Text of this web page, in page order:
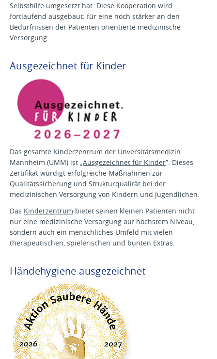
Selbsthilfe umgesetzt hat. Diese Kooperation wird
fortlaufend ausgebaut: für eine noch stärker an den
Bedürfnissen der Patienten orientierte medizinische
Versorgung.
Ausgezeichnet für Kinder
Das gesamte Kinderzentrum der Unversitätsmedizin
Mannheim (UMM) ist „ Ausgezeichnet für Kinder”. Dieses
Zertifikat würdigt erfolgreiche Maßnahmen zur
Qualitätssicherung und Strukturqualität bei der
medizinischen Versorgung von Kindern und Jugendlichen.
Das Kinderzentrum bietet seinen kleinen Patienten nicht
nur eine medizinische Versorgung auf höchstem Niveau,
sondern auch ein menschliches Umfeld mit vielen
therapeutischen, spielerischen und bunten Extras.
Händehygiene ausgezeichnet